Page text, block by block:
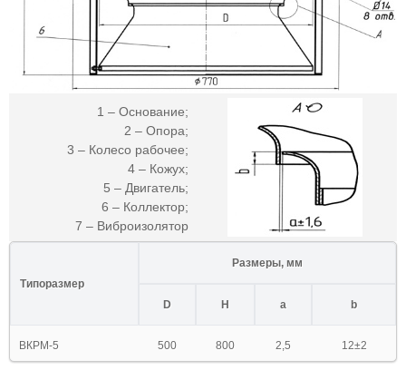
1 – Основание;
2 – Опора;
3 – Колесо рабочее;
4 – Кожух;
5 – Двигатель;
6 – Коллектор;
7 – Виброизолятор
Типоразмер
Размеры, мм
D H a b
ВКРМ-5 500 800 2,5 12±2